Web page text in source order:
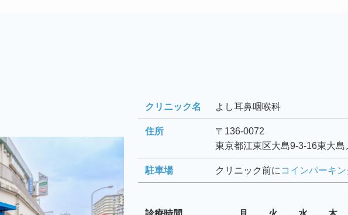
クリニック名 よし耳鼻咽喉科
住所
〒136-0072
東京都江東区大島9-3-16東大
駐車場 クリニック前に コインパーキ